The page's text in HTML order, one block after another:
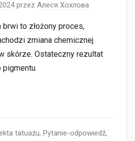
przez Алеся Хохлова
to złożony proces,
zmiana chemicznej
skórze. Ostateczny rezultat
pigmentu
tatuażu, Pytanie-odpowiedź,